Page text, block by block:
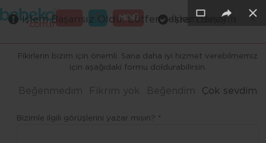
MENÜ
GİRİŞ
Fikirlerin bizim için önemli. Sana daha iyi hizmet verebilmemiz
için aşağıdaki formu doldurabilirsin.
Beğenmedim Fikrim yok Beğendim Çok sevdim
Bizimle ilgili görüşlerini yazar mısın? *
×
×
×
İşlem Başarılı ×
İşlem Başarısız Oldu. Lütfen tekrar deneyin ×